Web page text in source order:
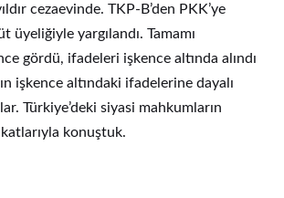
cezaevinde. TKP-B’den PKK’ye
üyeliğiyle yargılandı. Tamamı
gördü, ifadeleri işkence altında alındı
işkence altındaki ifadelerine dayalı
Türkiye’deki siyasi mahkumların
konuştuk.